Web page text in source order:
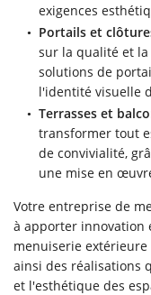
exigences
Portails et
sur la qualité et
solutions de
l'identité visuelle
Terrasses et
transformer tout
de convivialité,
une mise en
Votre entreprise de
à apporter innovation
menuiserie extérieure
ainsi des réalisations
et l'esthétique des